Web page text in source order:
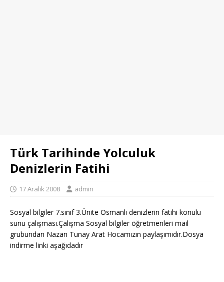
Türk Tarihinde Yolculuk
Denizlerin Fatihi
17 Aralık 2008 admin
Sosyal bilgiler 7.sınıf 3.Ünite Osmanlı denizlerin fatihi konulu
sunu çalışması.Çalışma Sosyal bilgiler öğretmenleri mail
grubundan Nazan Tunay Arat Hocamızın paylaşımıdır.Dosya
indirme linki aşağıdadır